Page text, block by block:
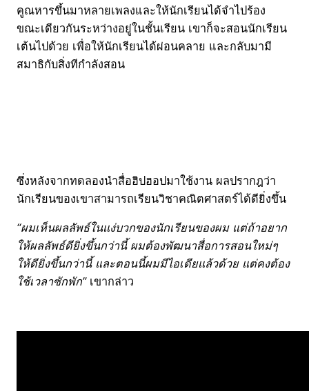
คูณหารขึ้นมาหลายเพลงและให้นักเรียนได้จำไปร้อง
ขณะเดียวกันระหว่างอยู่ในชั้นเรียน เขาก็จะสอนนักเรียน
เต้นไปด้วย เพื่อให้นักเรียนได้ผ่อนคลาย และกลับมามี
สมาธิกับสิ่งทีกำลังสอน
ซึ่งหลังจากทดลองนำสื่อฮิปฮอปมาใช้งาน ผลปรากฎว่า
นักเรียนของเขาสามารถเรียนวิชาคณิตศาสตร์ได้ดียิ่งขึ้น
“ผมเห็นผลลัพธ์ในแง่บวกของนักเรียนของผม แต่ถ้าอยาก
ให้ผลลัพธ์ดียิ่งขึ้นกว่านี้ ผมต้องพัฒนาสื่อการสอนใหม่ๆ
ให้ดียิ่งขึ้นกว่านี้ และตอนนี้ผมมีไอเดียแล้วด้วย แต่คงต้อง
ใช้เวลาซักพัก”เขากล่าว